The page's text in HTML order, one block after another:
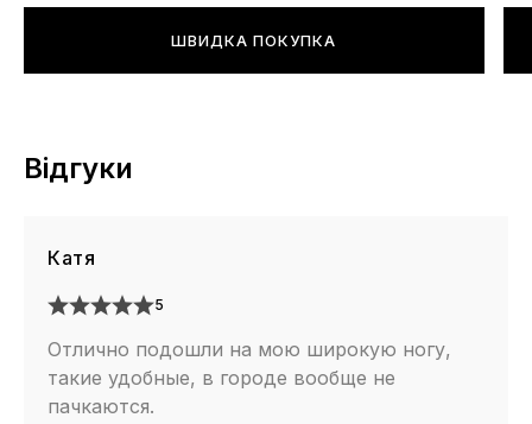
ШВИДКА ПОКУПКА
Відгуки
Катя
5
Отлично подошли на мою широкую ногу,
такие удобные, в городе вообще не
пачкаются.